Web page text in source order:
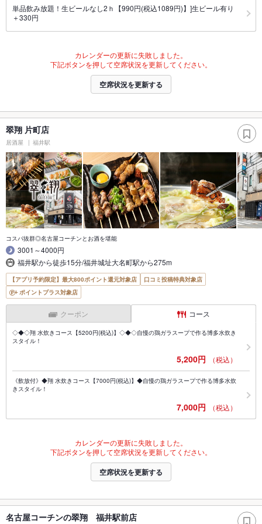
単品飲み放題！生ビールなし2ｈ【990円(税込1089円)】]生ビール有り
＋330円
カレンダーの更新に失敗しました。
下記ボタンを押して空席状況を更新してください。
空席状況を更新する
翠翔 片町店
居酒屋 福井駅
コスパ抜群◎名古屋コーチンとお酒を堪能
3001～4000円
福井駅から徒歩15分/福井城址大名町駅から275m
【アプリ予約限定】最大800ポイント還元対象店
口コミ投稿特典対象店
ポイントプラス対象店
クーポン コース
◇◆◇翔 水炊きコース【5200円(税込)】◇◆◇自慢の鶏ガラスープで作る博多水炊き
スタイル！
5,200円 （税込）
《飲放付》◆翔 水炊きコース【7000円(税込)】◆自慢の鶏ガラスープで作る博多水炊
きスタイル！
7,000円 （税込）
カレンダーの更新に失敗しました。
下記ボタンを押して空席状況を更新してください。
空席状況を更新する
名古屋コーチンの翠翔 福井駅前店